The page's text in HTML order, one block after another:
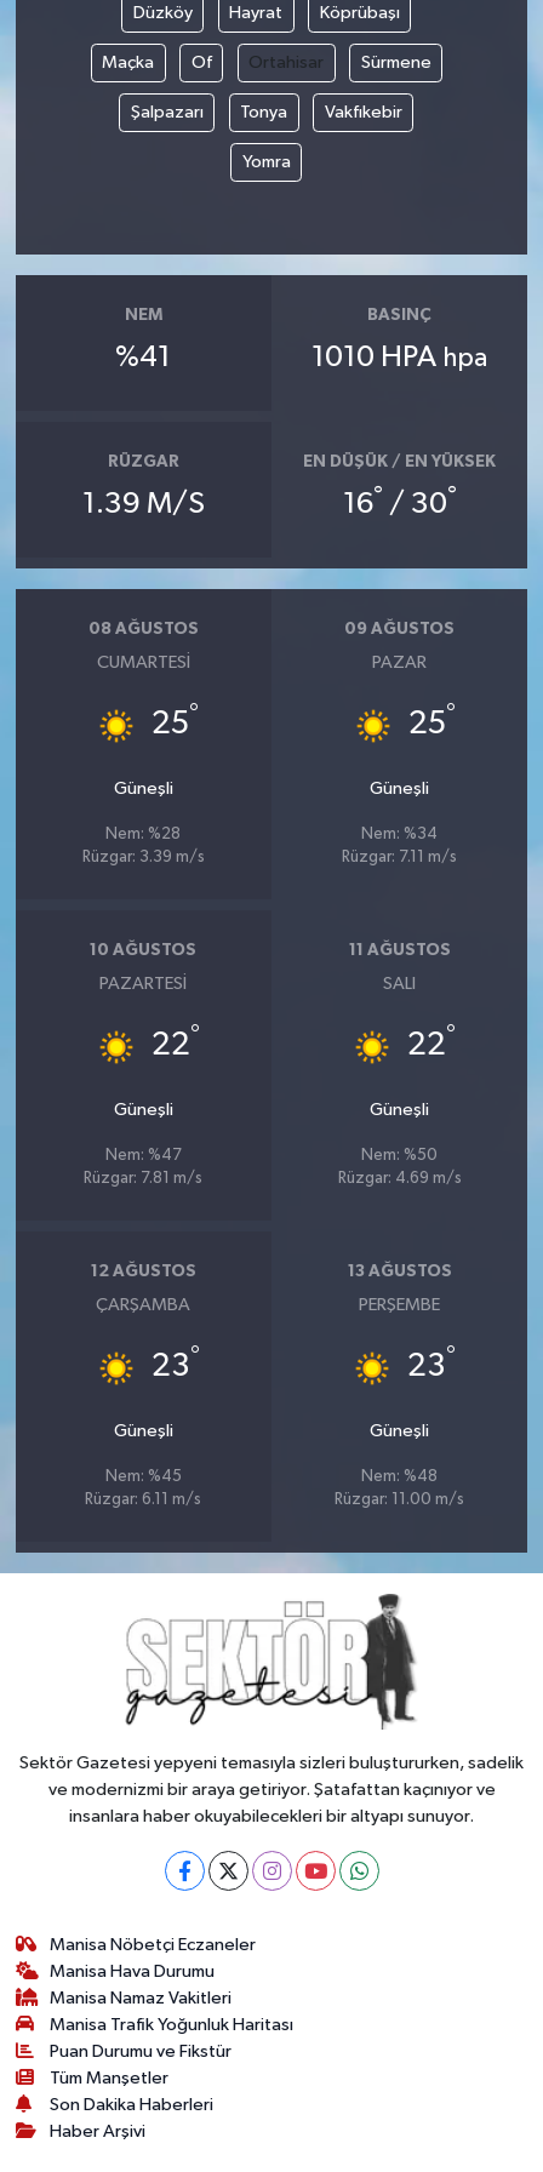
Düzköy Hayrat Köprübaşı
Maçka Of Ortahisar Sürmene
Şalpazarı Tonya Vakfıkebir
Yomra
NEM
%41
BASINÇ
1010 HPA hpa
RÜZGAR
1.39 M/S
EN DÜŞÜK / EN YÜKSEK
16° / 30°
08 AĞUSTOS
CUMARTESI
25°
Güneşli
Nem: %28
Rüzgar: 3.39 m/s
09 AĞUSTOS
PAZAR
25°
Güneşli
Nem: %34
Rüzgar: 7.11 m/s
10 AĞUSTOS
PAZARTESI
22°
Güneşli
Nem: %47
Rüzgar: 7.81 m/s
11 AĞUSTOS
SALI
22°
Güneşli
Nem: %50
Rüzgar: 4.69 m/s
12 AĞUSTOS
ÇARŞAMBA
23°
Güneşli
Nem: %45
Rüzgar: 6.11 m/s
13 AĞUSTOS
PERŞEMBE
23°
Güneşli
Nem: %48
Rüzgar: 11.00 m/s
Sektör Gazetesi yepyeni temasıyla sizleri buluştururken, sadelik
ve modernizmi bir araya getiriyor. Şatafattan kaçınıyor ve
insanlara haber okuyabilecekleri bir altyapı sunuyor.
Manisa Nöbetçi Eczaneler
Manisa Hava Durumu
Manisa Namaz Vakitleri
Manisa Trafik Yoğunluk Haritası
Puan Durumu ve Fikstür
Tüm Manşetler
Son Dakika Haberleri
Haber Arşivi
YUNUSEMRE
MANİSA'YI KEŞFET
TÜRKİYE'DE TREND HABERLER